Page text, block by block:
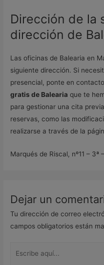
Dirección de la
dirección de
Las oficinas de Balearia en
siguiente dirección. Si
presencial, ponte en
gratis de Balearia que te
para gestionar una cita
reservas, como las
realizarse a través de la
Marqués de Riscal, nº11 – 3ª
Dejar un
Tu dirección de correo
campos obligatorios están